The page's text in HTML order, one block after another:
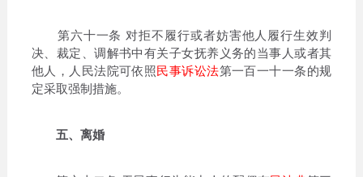
第六十一条 对拒不履行或者妨害他人履行生效判
决、裁定、调解书中有关子女抚养义务的当事人或者其
他人，人民法院可依照民事诉讼法第一百一十一条的规
定采取强制措施。
五、离婚